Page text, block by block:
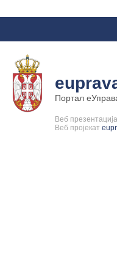
Портал
Веб
Веб пројекат